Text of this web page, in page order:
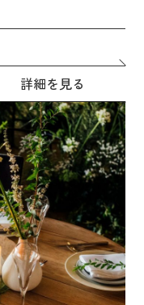
詳細を見る